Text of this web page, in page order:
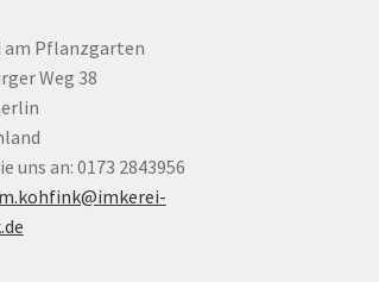
am Pflanzgarten
Weg 38
uns an: 0173 2843956
m.kohfink@imkerei-